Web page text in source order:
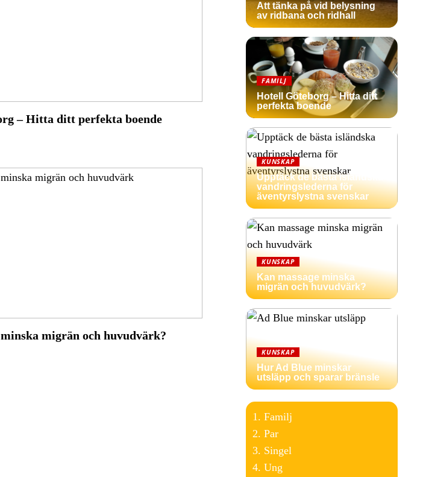
– Hitta ditt perfekta boende
migrän och huvudvärk?
Att tänka på vid belysning
av ridbana och ridhall
FAMILJ
Hotell Göteborg – Hitta ditt
perfekta boende
KUNSKAP
Upptäck de bästa isländska
vandringslederna för
äventyrslystna svenskar
KUNSKAP
Kan massage minska
migrän och huvudvärk?
KUNSKAP
Hur Ad Blue minskar
utsläpp och sparar bränsle
Familj
Par
Singel
Ung